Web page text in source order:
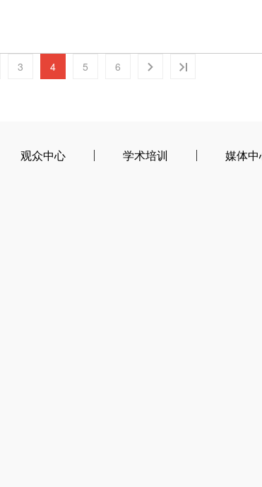
3 4 5 6
观众中心 学术培训 媒体中